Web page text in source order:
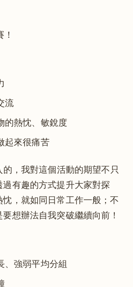
流
的熱忱、敏銳度
起來很痛苦
，我對這個活動的期望不只
有趣的方式提升大家對探
，就如同日常工作一般；不
想辦法自我突破繼續向前！
、強弱平均分組